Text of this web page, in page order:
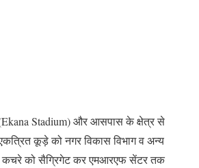
Stadium) और आसपास के क्षेत्र से
कूड़े को नगर विकास विभाग व अन्य
को सैग्रिगेट कर एमआरएफ सेंटर तक